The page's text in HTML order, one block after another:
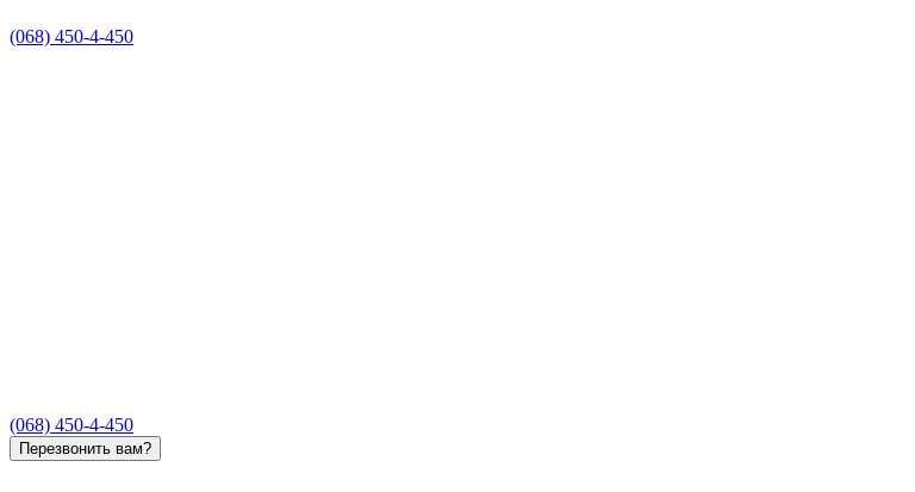
(068) 450-4-450
(068) 450-4-450
Перезвонить вам?